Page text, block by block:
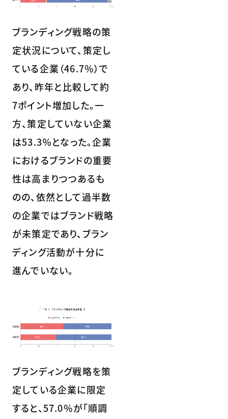
ブランディング戦略の策
定状況について、策定し
ている企業（46.7％）で
あり、昨年と比較して約
7ポイント増加した。一
方、策定していない企業
は53.3％となった。企業
におけるブランドの重要
性は高まりつつあるも
のの、依然として過半数
の企業ではブランド戦略
が未策定であり、ブラン
ディング活動が十分に
進んでいない。
ブランディング戦略を策
定している企業に限定
すると、57.0％が「順調